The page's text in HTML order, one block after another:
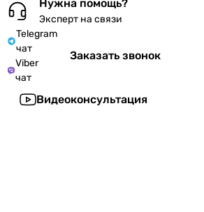
Нужна помощь?
Эксперт на связи
Telegram
чат
Viber
чат
Заказать звонок
Видеоконсультация